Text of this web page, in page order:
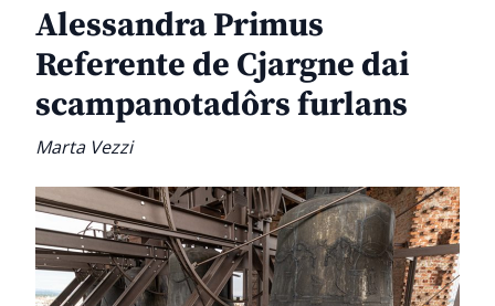
Alessandra Primus
Referente de Cjargne dai
scampanotadôrs furlans
Marta Vezzi